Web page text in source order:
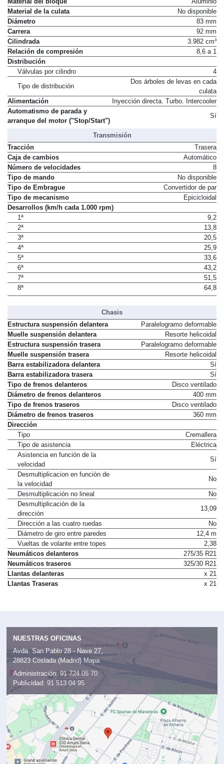
Material de la culata
No disponible
Diámetro
83 mm
Carrera
92 mm
Cilindrada
3.982 cm³
Relación de compresión
8,6 a 1
Distribución
Válvulas por cilindro
4
Tipo de distribución
Dos árboles de levas en cada
culata
Alimentación
Inyección directa. Turbo. Intercooler
Automatismo de parada y
arranque del motor ("Stop/Start")
Sí
Transmisión
Tracción
Trasera
Caja de cambios
Automático
Número de velocidades
8
Tipo de mando
No disponible
Tipo de Embrague
Convertidor de par
Tipo de mecanismo
Epicicloidal
Desarrollos (km/h cada 1.000 rpm)
1ª
9,2
2ª
13,8
3ª
20,5
4ª
25,9
5ª
33,6
6ª
43,2
7ª
51,5
8ª
64,8
Chasis
Estructura suspensión delantera
Paralelogramo deformable
Muelle suspensión delantera
Resorte helicoidal
Estructura suspensión trasera
Paralelogramo deformable
Muelle suspensión trasera
Resorte helicoidal
Barra estabilizadora delantera
Sí
Barra estabilizadora trasera
Sí
Tipo de frenos delanteros
Disco ventilado
Diámetro de frenos delanteros
400 mm
Tipo de frenos traseros
Disco ventilado
Diámetro de frenos traseros
360 mm
Dirección
Tipo
Cremallera
Tipo de asistencia
Eléctrica
Asistencia en función de la
velocidad
Sí
Desmultiplicacion en función de
la velocidad
No
Desmultiplicación no lineal
No
Desmultiplicación de la
dirección
13,09
Dirección a las cuatro ruedas
No
Diámetro de giro entre paredes
12,4 m
Vueltas de volante entre topes
2,38
Neumáticos delanteros
275/35 R21
Neumáticos traseros
325/30 R21
Llantas delanteras
x 21
Llantas Traseras
x 21
NUESTRAS OFICINAS
Avda. San Pablo 28 - Nave 27,
28823 Coslada (Madrid) Mapa
Administración: 91 724 05 70
Publicidad: 91 513 04 95